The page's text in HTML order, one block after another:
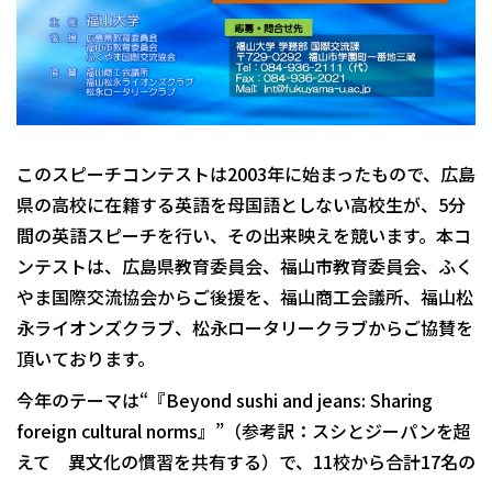
このスピーチコンテストは2003年に始まったもので、広島
県の高校に在籍する英語を母国語としない高校生が、5分
間の英語スピーチを行い、その出来映えを競います。本コ
ンテストは、広島県教育委員会、福山市教育委員会、ふく
やま国際交流協会からご後援を、福山商工会議所、福山松
永ライオンズクラブ、松永ロータリークラブからご協賛を
頂いております。
今年のテーマは“『Beyond sushi and jeans: Sharing
foreign cultural norms』”（参考訳：スシとジーパンを超
えて 異文化の慣習を共有する）で、11校から合計17名の